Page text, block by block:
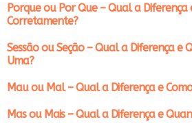
Porque ou Por Que – Qual a Diferença
Corretamente?
Sessão ou Seção – Qual a Diferença e
Uma?
Mau ou Mal – Qual a Diferença e
Mas ou Mais – Qual a Diferença e